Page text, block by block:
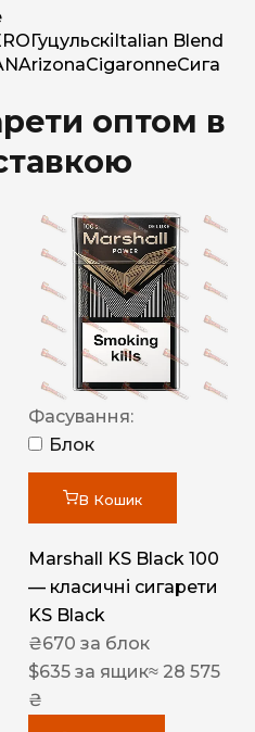
Гуцульскі Italian Blend
ArizonaCigaronneСига
оптом в
Фасування:
Блок
В Кошик
Marshall KS Black 100
— класичні сигарети
KS Black
₴670 за блок
$635 за ящик≈ 28 575
₴